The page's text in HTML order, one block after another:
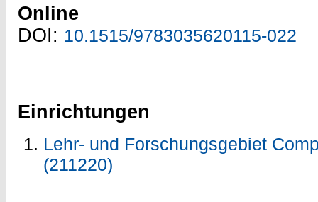
Online
DOI: 10.1515/9783035620115-022
Einrichtungen
Lehr- und Forschungsgebiet
(211220)